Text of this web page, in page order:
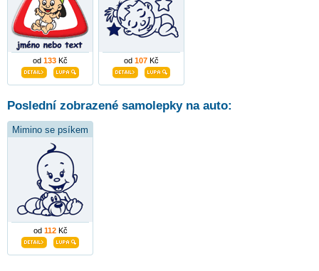
od 133 Kč od 107 Kč
Poslední zobrazené samolepky na auto:
Mimino se psíkem
od 112Kč